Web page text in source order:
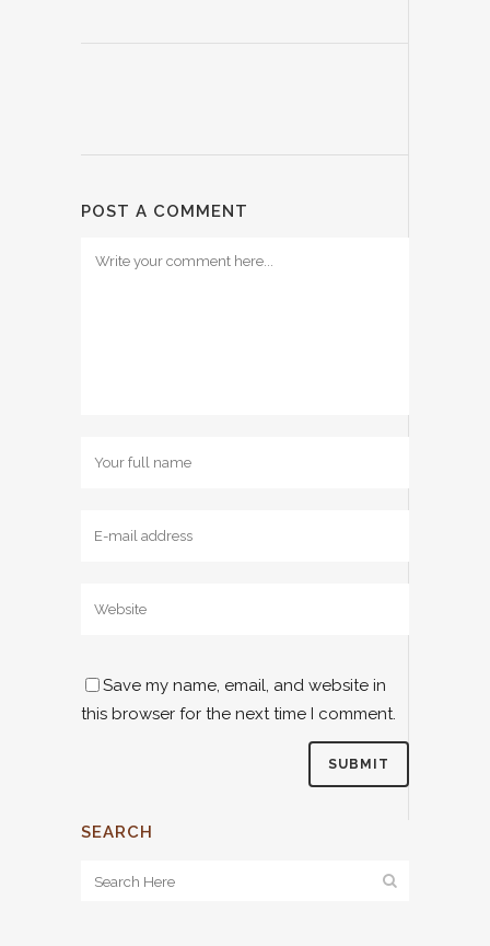
POST A COMMENT
Save my name, email, and website in
this browser for the next time I comment.
SEARCH